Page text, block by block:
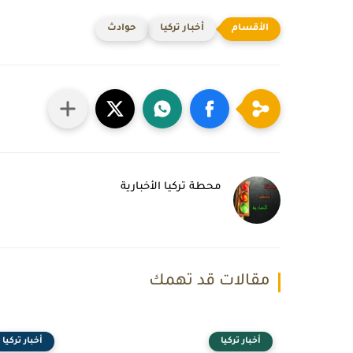
أخبار تركيا حوادث
محطة تركيا الأخبارية
مقالات قد تهمك
أخبار تركيا أخبار تركيا